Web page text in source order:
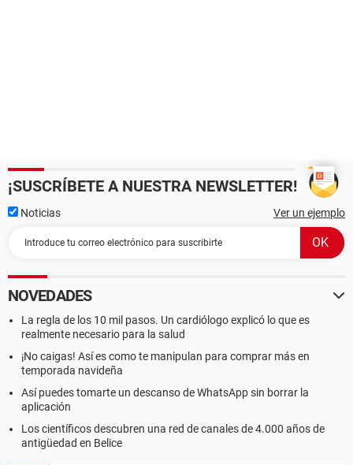
¡SUSCRÍBETE A NUESTRA NEWSLETTER!
Noticias Ver un ejemplo
NOVEDADES
La regla de los 10 mil pasos. Un cardiólogo explicó lo que es
realmente necesario para la salud
¡No caigas! Así es como te manipulan para comprar más en
temporada navideña
Así puedes tomarte un descanso de WhatsApp sin borrar la
aplicación
Los científicos descubren una red de canales de 4.000 años de
antigüedad en Belice